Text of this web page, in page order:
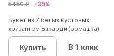
5450 ₽ -39%
Букет из 7 белых кустовых
хризантем Бакарди (ромашка)
в...
Купить В 1 клик